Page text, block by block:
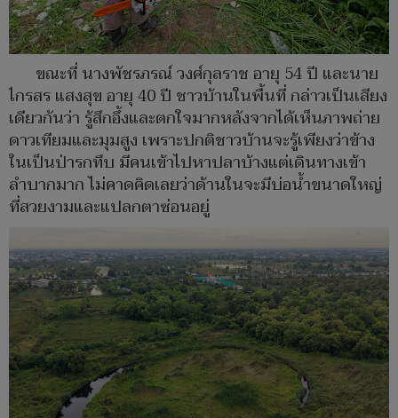
ขณะที่ นางพัชรภรณ์ วงศ์กุลราช อายุ 54 ปี และนาย
ไกรสร แสงสุข อายุ 40 ปี ชาวบ้านในพื้นที่ กล่าวเป็นเสียง
เดียวกันว่า รู้สึกอึ้งและตกใจมากหลังจากได้เห็นภาพถ่าย
ดาวเทียมและมุมสูง เพราะปกติชาวบ้านจะรู้เพียงว่าข้าง
ในเป็นป่ารกทึบ มีคนเข้าไปหาปลาบ้างแต่เดินทางเข้า
ลำบากมาก ไม่คาดคิดเลยว่าด้านในจะมีบ่อน้ำขนาดใหญ่
ที่สวยงามและแปลกตาซ่อนอยู่